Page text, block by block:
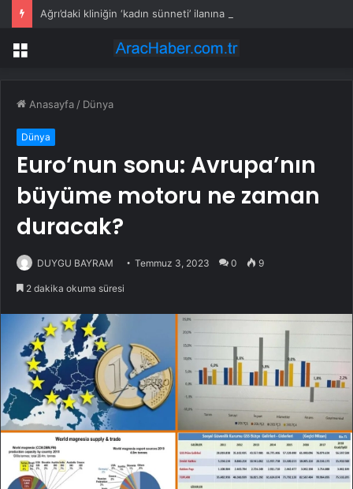
Ağrı’daki kliniğin ‘kadın sünneti’ ilanına soruşturma
Menü
Anasayfa / Dünya
Dünya
Euro’nun sonu: Avrupa’nın
büyüme motoru ne zaman
duracak?
DUYGU BAYRAM Temmuz 3, 2023 0 9
2 dakika okuma süresi